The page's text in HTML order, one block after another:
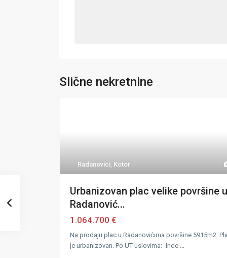
Slične nekretnine
Radanovici, Kotor
Urbanizovan plac velike površine u
Radanović...
1.064.700 €
Na prodaju plac u Radanovićima površine 5915m2.
je urbanizovan. Po UT uslovima: -Inde ...